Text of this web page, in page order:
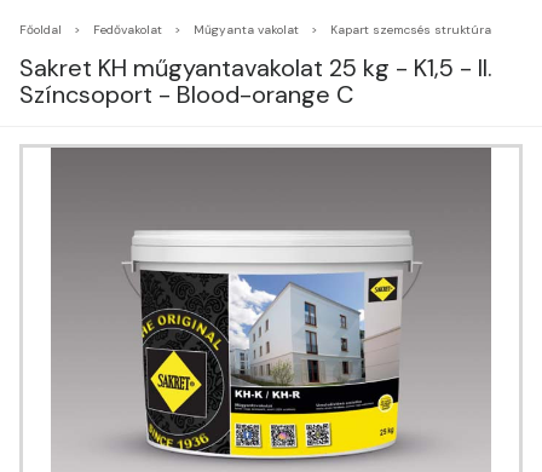
Főoldal Fedővakolat Műgyanta vakolat Kapart szemcsés struktúra
Sakret KH műgyantavakolat 25 kg - K1,5 - II.
Színcsoport - Blood-orange C